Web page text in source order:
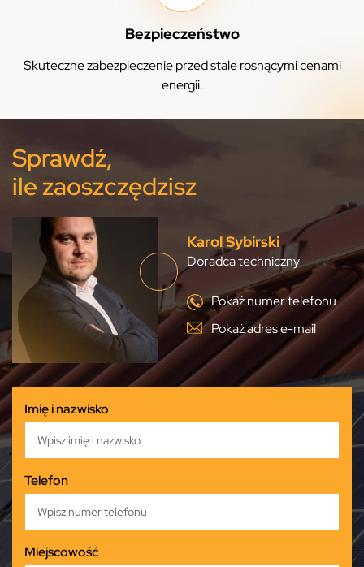
Bezpieczeństwo
Skuteczne zabezpieczenie przed stale rosnącymi cenami
energii.
Sprawdź,
ile zaoszczędzisz
Karol Sybirski
Doradca techniczny
Pokaż numer telefonu
Pokaż adres e-mail
Imię i nazwisko
Telefon
Miejscowość